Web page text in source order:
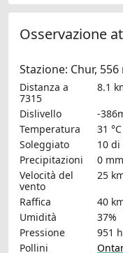
Osservazione
Stazione: Chur, 556
Distanza a
7315
8.1
Dislivello
-
Temperatura
31 °C
Soleggiato
10 di
Precipitazioni
0
Velocità del
vento
25
Raffica
40
Umidità
37%
Pressione
951
Pollini